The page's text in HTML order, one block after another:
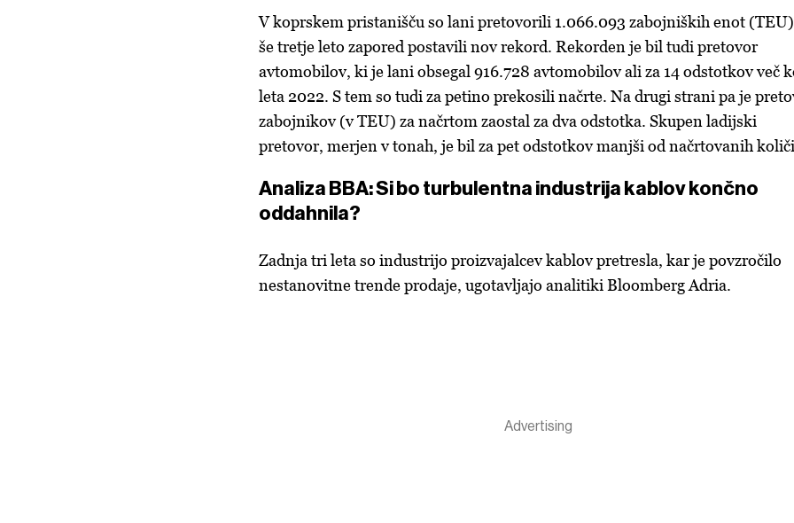
V koprskem pristanišču so lani pretovorili 1.066.093 zabojniških enot
še tretje leto zapored postavili nov rekord. Rekorden je bil tudi pretovor
avtomobilov, ki je lani obsegal 916.728 avtomobilov ali za 14 odstotkov več
leta 2022. S tem so tudi za petino prekosili načrte. Na drugi strani pa je
zabojnikov (v TEU) za načrtom zaostal za dva odstotka. Skupen ladijski
pretovor, merjen v tonah, je bil za pet odstotkov manjši od načrtovanih
Analiza BBA: Si bo turbulentna industrija kablov končno
oddahnila?
Zadnja tri leta so industrijo proizvajalcev kablov pretresla, kar je povzročilo
nestanovitne trende prodaje, ugotavljajo analitiki Bloomberg Adria.